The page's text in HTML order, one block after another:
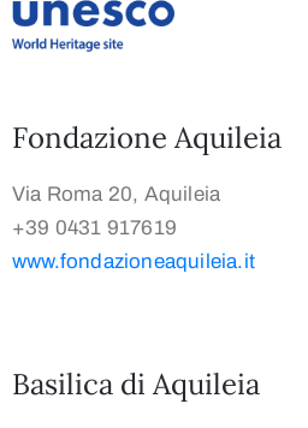
Fondazione Aquileia
Via Roma 20, Aquileia
+39 0431 917619
www.fondazioneaquileia.it
Basilica di Aquileia